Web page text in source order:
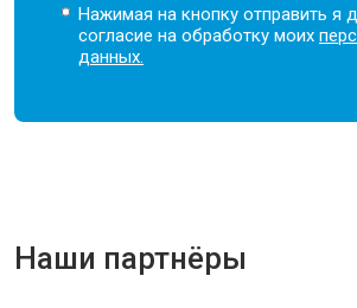
Нажимая на кнопку отправить я
согласие на обработку моих
данных.
Наши партнёры